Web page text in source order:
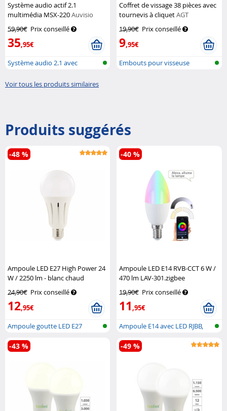
Système audio actif 2.1
multimédia MSX-220Auvisio
59,90€ Prix conseillé
35,95€
Système audio 2.1 avec
Coffret de vissage 38 pièces avec
tournevis à cliquetAGT
19,90€ Prix conseillé
9,95€
Embouts pour visseuse
Voir tous les produits similaires
Produits suggérés
Ampoule LED E27 High Power 24
W / 2250 lm - blanc chaud
24,90€ Prix conseillé
12,95€
-48 %
Ampoule goutte LED E27
(blanc neutr...
Ampoule LED E14 RVB-CCT 6 W /
470 lm LAV-301.zigbee
compatible ZigBeeLuminea
Home Control
19,90€ Prix conseillé
11,95€
-40 %
Ampoule E14 avec LED RJBB,
pour sys...
-43 % -49 %